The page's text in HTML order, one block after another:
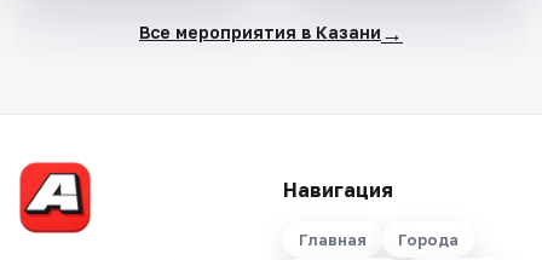
Все мероприятия в Казани →
Навигация
Главная
Города